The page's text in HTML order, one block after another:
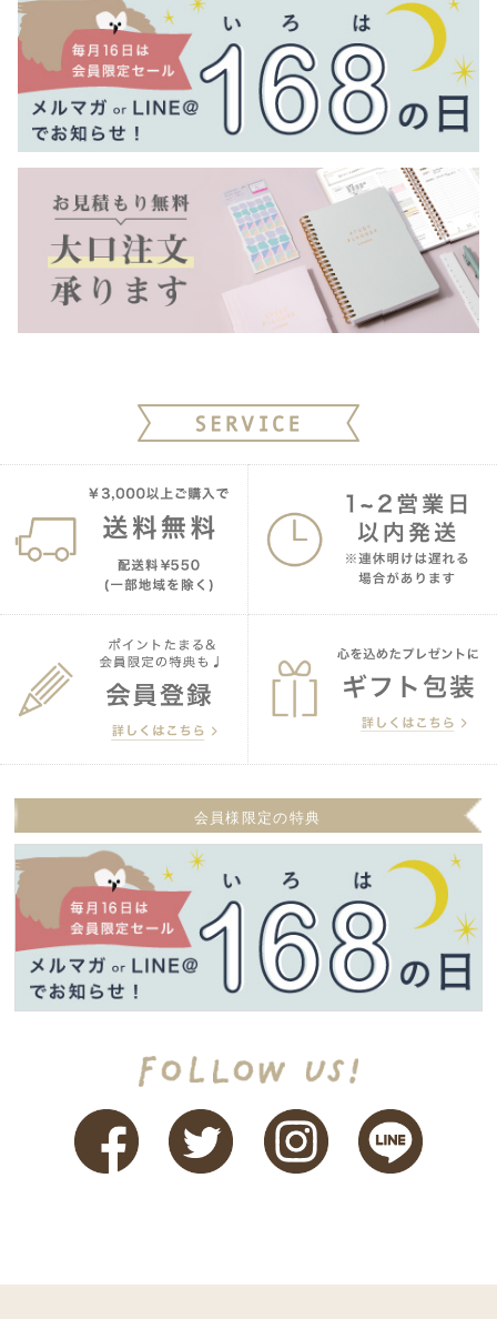
会員様限定の特典